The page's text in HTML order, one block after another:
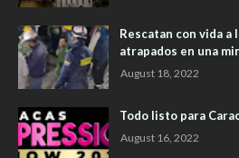
Rescatan con vida
atrapados en una
August 18, 2022
Todo listo para
August 16, 2022